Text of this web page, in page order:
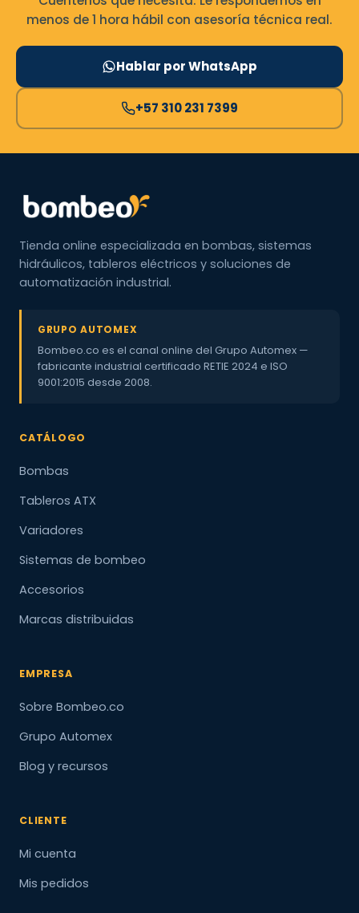
menos de 1 hora hábil con asesoría técnica real.
Hablar por WhatsApp
+57 310 231 7399
Tienda online especializada en bombas, sistemas
hidráulicos, tableros eléctricos y soluciones de
automatización industrial.
GRUPO AUTOMEX
Bombeo.co es el canal online del Grupo Automex —
fabricante industrial certificado RETIE 2024 e ISO
9001:2015 desde 2008.
CATÁLOGO
Bombas
Tableros ATX
Variadores
Sistemas de bombeo
Accesorios
Marcas distribuidas
EMPRESA
Sobre Bombeo.co
Grupo Automex
Blog y recursos
CLIENTE
Mi cuenta
Mis pedidos